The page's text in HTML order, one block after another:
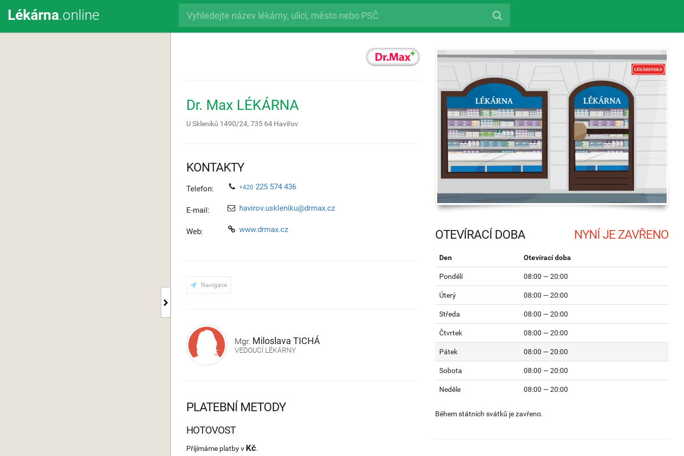
Lékárna.online
Dr. Max LÉKÁRNA
U Skleníků 1490/24, 735 64 Havířov
KONTAKTY
Telefon: +420 225 574 436
E-mail: havirov.uskleniku@drmax.cz
Web: www.drmax.cz
Navigace
Mgr. Miloslava TICHÁ
VEDOUCÍ LÉKÁRNY
OTEVÍRACÍ DOBA
Den Otevírací doba
Pondělí 08:00 — 20:00
Úterý 08:00 — 20:00
Středa 08:00 — 20:00
Čtvrtek 08:00 — 20:00
Pátek 08:00 — 20:00
Sobota 08:00 — 20:00
Neděle 08:00 — 20:00
Během státních svátků je zavřeno.
PLATEBNÍ METODY
HOTOVOST
Příjímáme platby v Kč.